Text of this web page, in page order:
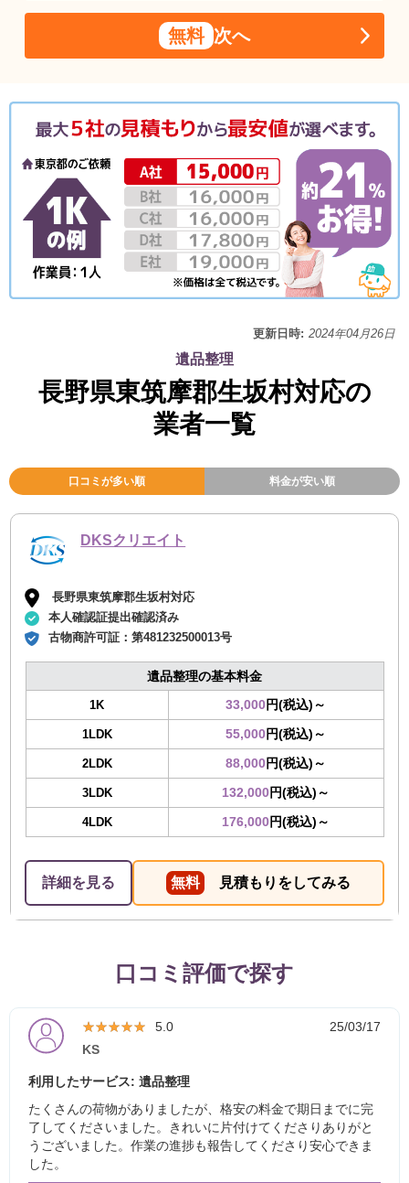
無料 次へ
更新日時: 2024年04月26日
遺品整理
長野県東筑摩郡生坂村対応の
業者一覧
口コミが多い順 料金が安い順
DKSクリエイト
長野県東筑摩郡生坂村対応
本人確認証提出確認済み
古物商許可証：第481232500013号
遺品整理の基本料金
1K 33,000円(税込)～
1LDK 55,000円(税込)～
2LDK 88,000円(税込)～
3LDK 132,000円(税込)～
4LDK 176,000円(税込)～
詳細を見る 無料 見積もりをしてみる
口コミ評価で探す
★★★★★
★★★★★ 5.0
25/03/17
KS
利用したサービス: 遺品整理
たくさんの荷物がありましたが、格安の料金で期日までに完
了してくださいました。きれいに片付けてくださりありがと
うございました。作業の進捗も報告してくださり安心できま
した。